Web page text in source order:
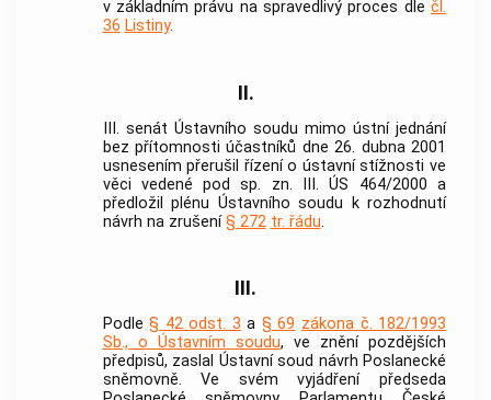
v základním právu na spravedlivý proces dle čl.
36 Listiny.
II.
III. senát Ústavního soudu mimo ústní jednání
bez přítomnosti účastníků dne 26. dubna 2001
usnesením přerušil řízení o ústavní stížnosti ve
věci vedené pod sp. zn. III. ÚS 464/2000 a
předložil plénu Ústavního soudu k rozhodnutí
návrh na zrušení§ 272 tr. řádu.
III.
Podle§ 42 odst. 3 a § 69 zákona č. 182/1993
Sb., o Ústavním soudu, ve znění pozdějších
předpisů, zaslal Ústavní soud návrh Poslanecké
sněmovně. Ve svém vyjádření předseda